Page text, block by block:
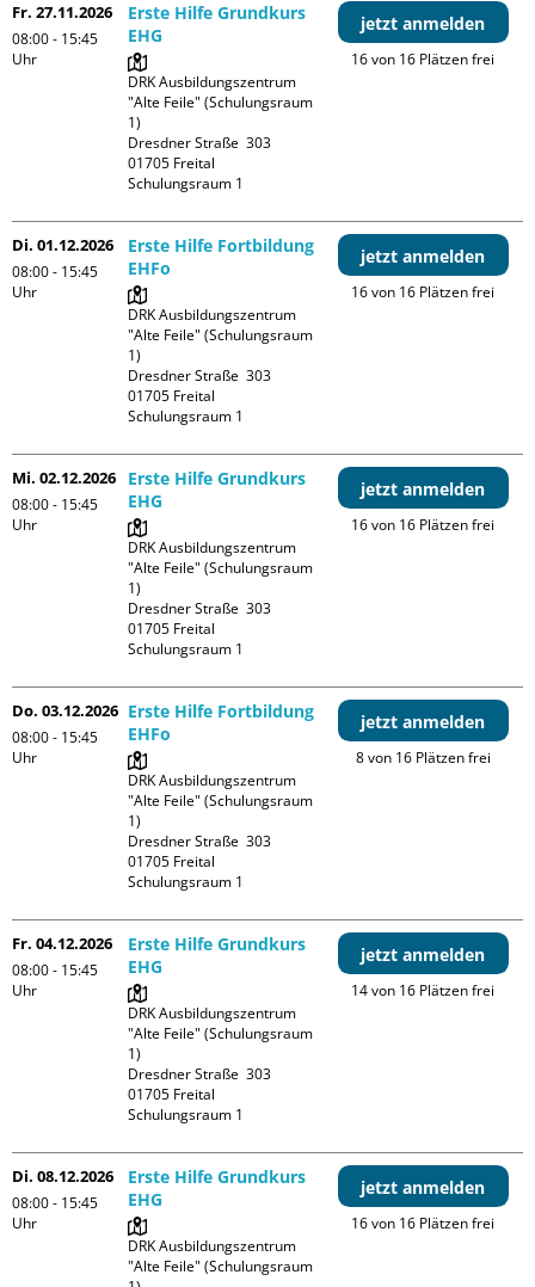
Fr. 27.11.2026
08:00 - 15:45
Uhr
Erste Hilfe Grundkurs
EHG
DRK Ausbildungszentrum
"Alte Feile" (Schulungsraum
1)
Dresdner Straße  303
01705 Freital
Schulungsraum 1
jetzt anmelden
16 von 16 Plätzen frei
Di. 01.12.2026
08:00 - 15:45
Uhr
Erste Hilfe Fortbildung
EHFo
DRK Ausbildungszentrum
"Alte Feile" (Schulungsraum
1)
Dresdner Straße  303
01705 Freital
Schulungsraum 1
jetzt anmelden
16 von 16 Plätzen frei
Mi. 02.12.2026
08:00 - 15:45
Uhr
Erste Hilfe Grundkurs
EHG
DRK Ausbildungszentrum
"Alte Feile" (Schulungsraum
1)
Dresdner Straße  303
01705 Freital
Schulungsraum 1
jetzt anmelden
16 von 16 Plätzen frei
Do. 03.12.2026
08:00 - 15:45
Uhr
Erste Hilfe Fortbildung
EHFo
DRK Ausbildungszentrum
"Alte Feile" (Schulungsraum
1)
Dresdner Straße  303
01705 Freital
Schulungsraum 1
jetzt anmelden
8 von 16 Plätzen frei
Fr. 04.12.2026
08:00 - 15:45
Uhr
Erste Hilfe Grundkurs
EHG
DRK Ausbildungszentrum
"Alte Feile" (Schulungsraum
1)
Dresdner Straße  303
01705 Freital
Schulungsraum 1
jetzt anmelden
14 von 16 Plätzen frei
Di. 08.12.2026
08:00 - 15:45
Uhr
Erste Hilfe Grundkurs
EHG
DRK Ausbildungszentrum
"Alte Feile" (Schulungsraum
jetzt anmelden
16 von 16 Plätzen frei